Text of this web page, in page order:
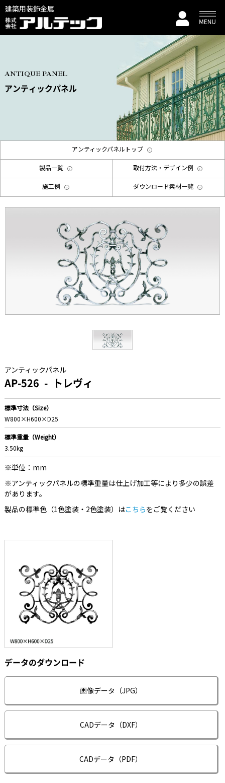
建築用装飾金属
ANTIQUE PANEL
アンティックパネル
アンティックパネルトップ
製品一覧 取付方法・デザイン例
施工例 ダウンロード素材一覧
アンティックパネル
AP-526 トレヴィ
標準寸法（Size）
W800×H600×D25
標準重量（Weight）
3.50kg
※単位：mm
※アンティックパネルの標準重量は仕上げ加工等により多少の誤差
があります。
製品の標準色（1色塗装・2色塗装）はこちらをご覧ください
データのダウンロード
画像データ（JPG）
CADデータ（DXF）
CADデータ（PDF）